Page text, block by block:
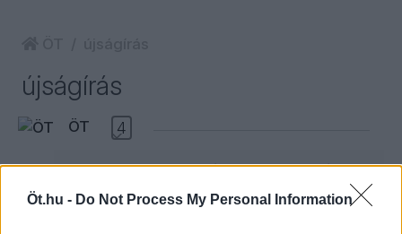
Öt.hu - Do Not Process My Personal Information
újságírás
ÖT 4
Huth: a jobboldali média nem volt elég
kritikus a Fidesszel szemben